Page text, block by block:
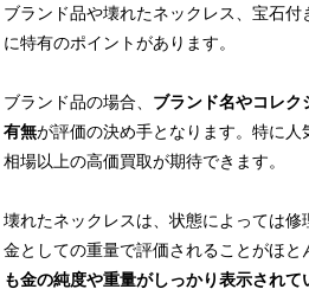
ブランド品や壊れたネックレス、宝石
に特有のポイントがあります。
ブランド品の場合、 ブランド名やコレク
有無が評価の決め手となります。特に人
相場以上の高価買取が期待できます。
壊れたネックレスは、状態によっては修
金としての重量で評価されることがほと
も金の純度や重量がしっかり表示され